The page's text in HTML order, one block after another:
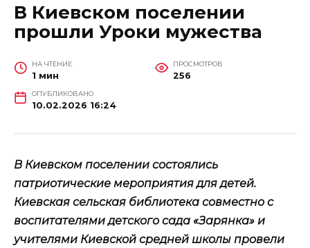
В Киевском поселении
прошли Уроки мужества
НА ЧТЕНИЕ
1 мин
ПРОСМОТРОВ
256
ОПУБЛИКОВАНО
10.02.2026 16:24
В Киевском поселении состоялись
патриотические мероприятия для детей.
Киевская сельская библиотека совместно с
воспитателями детского сада «Зарянка» и
учителями Киевской средней школы провели